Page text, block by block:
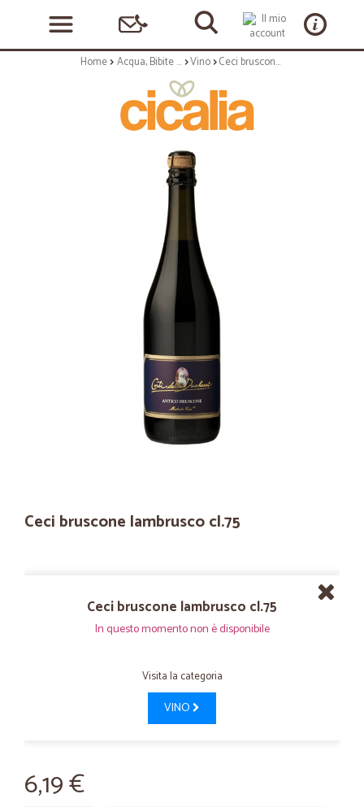
Home Acqua, Bibite e Alcolici Vino Ceci bruscone lambrusco cl.75
Ceci bruscone lambrusco cl.75
Ceci bruscone lambrusco cl.75
In questo momento non è disponibile
Visita la categoria
VINO
6,19 €